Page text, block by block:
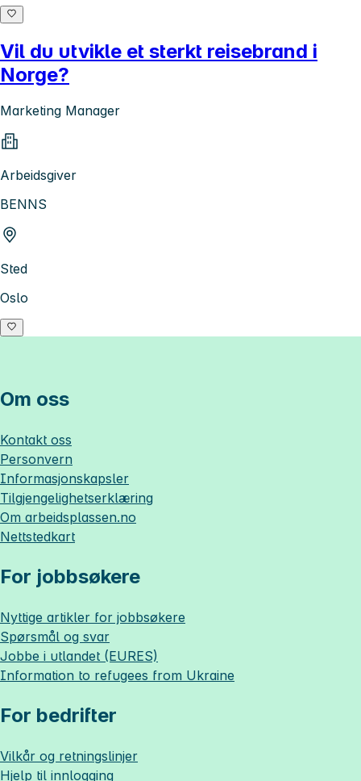
Vil du utvikle et sterkt reisebrand i
Norge?
Marketing Manager
Arbeidsgiver
BENNS
Sted
Oslo
Om oss
Kontakt oss
Personvern
Informasjonskapsler
Tilgjengelighetserklæring
Om arbeidsplassen.no
Nettstedkart
For jobbsøkere
Nyttige artikler for jobbsøkere
Spørsmål og svar
Jobbe i utlandet (EURES)
Information to refugees from Ukraine
For bedrifter
Vilkår og retningslinjer
Hjelp til innlogging